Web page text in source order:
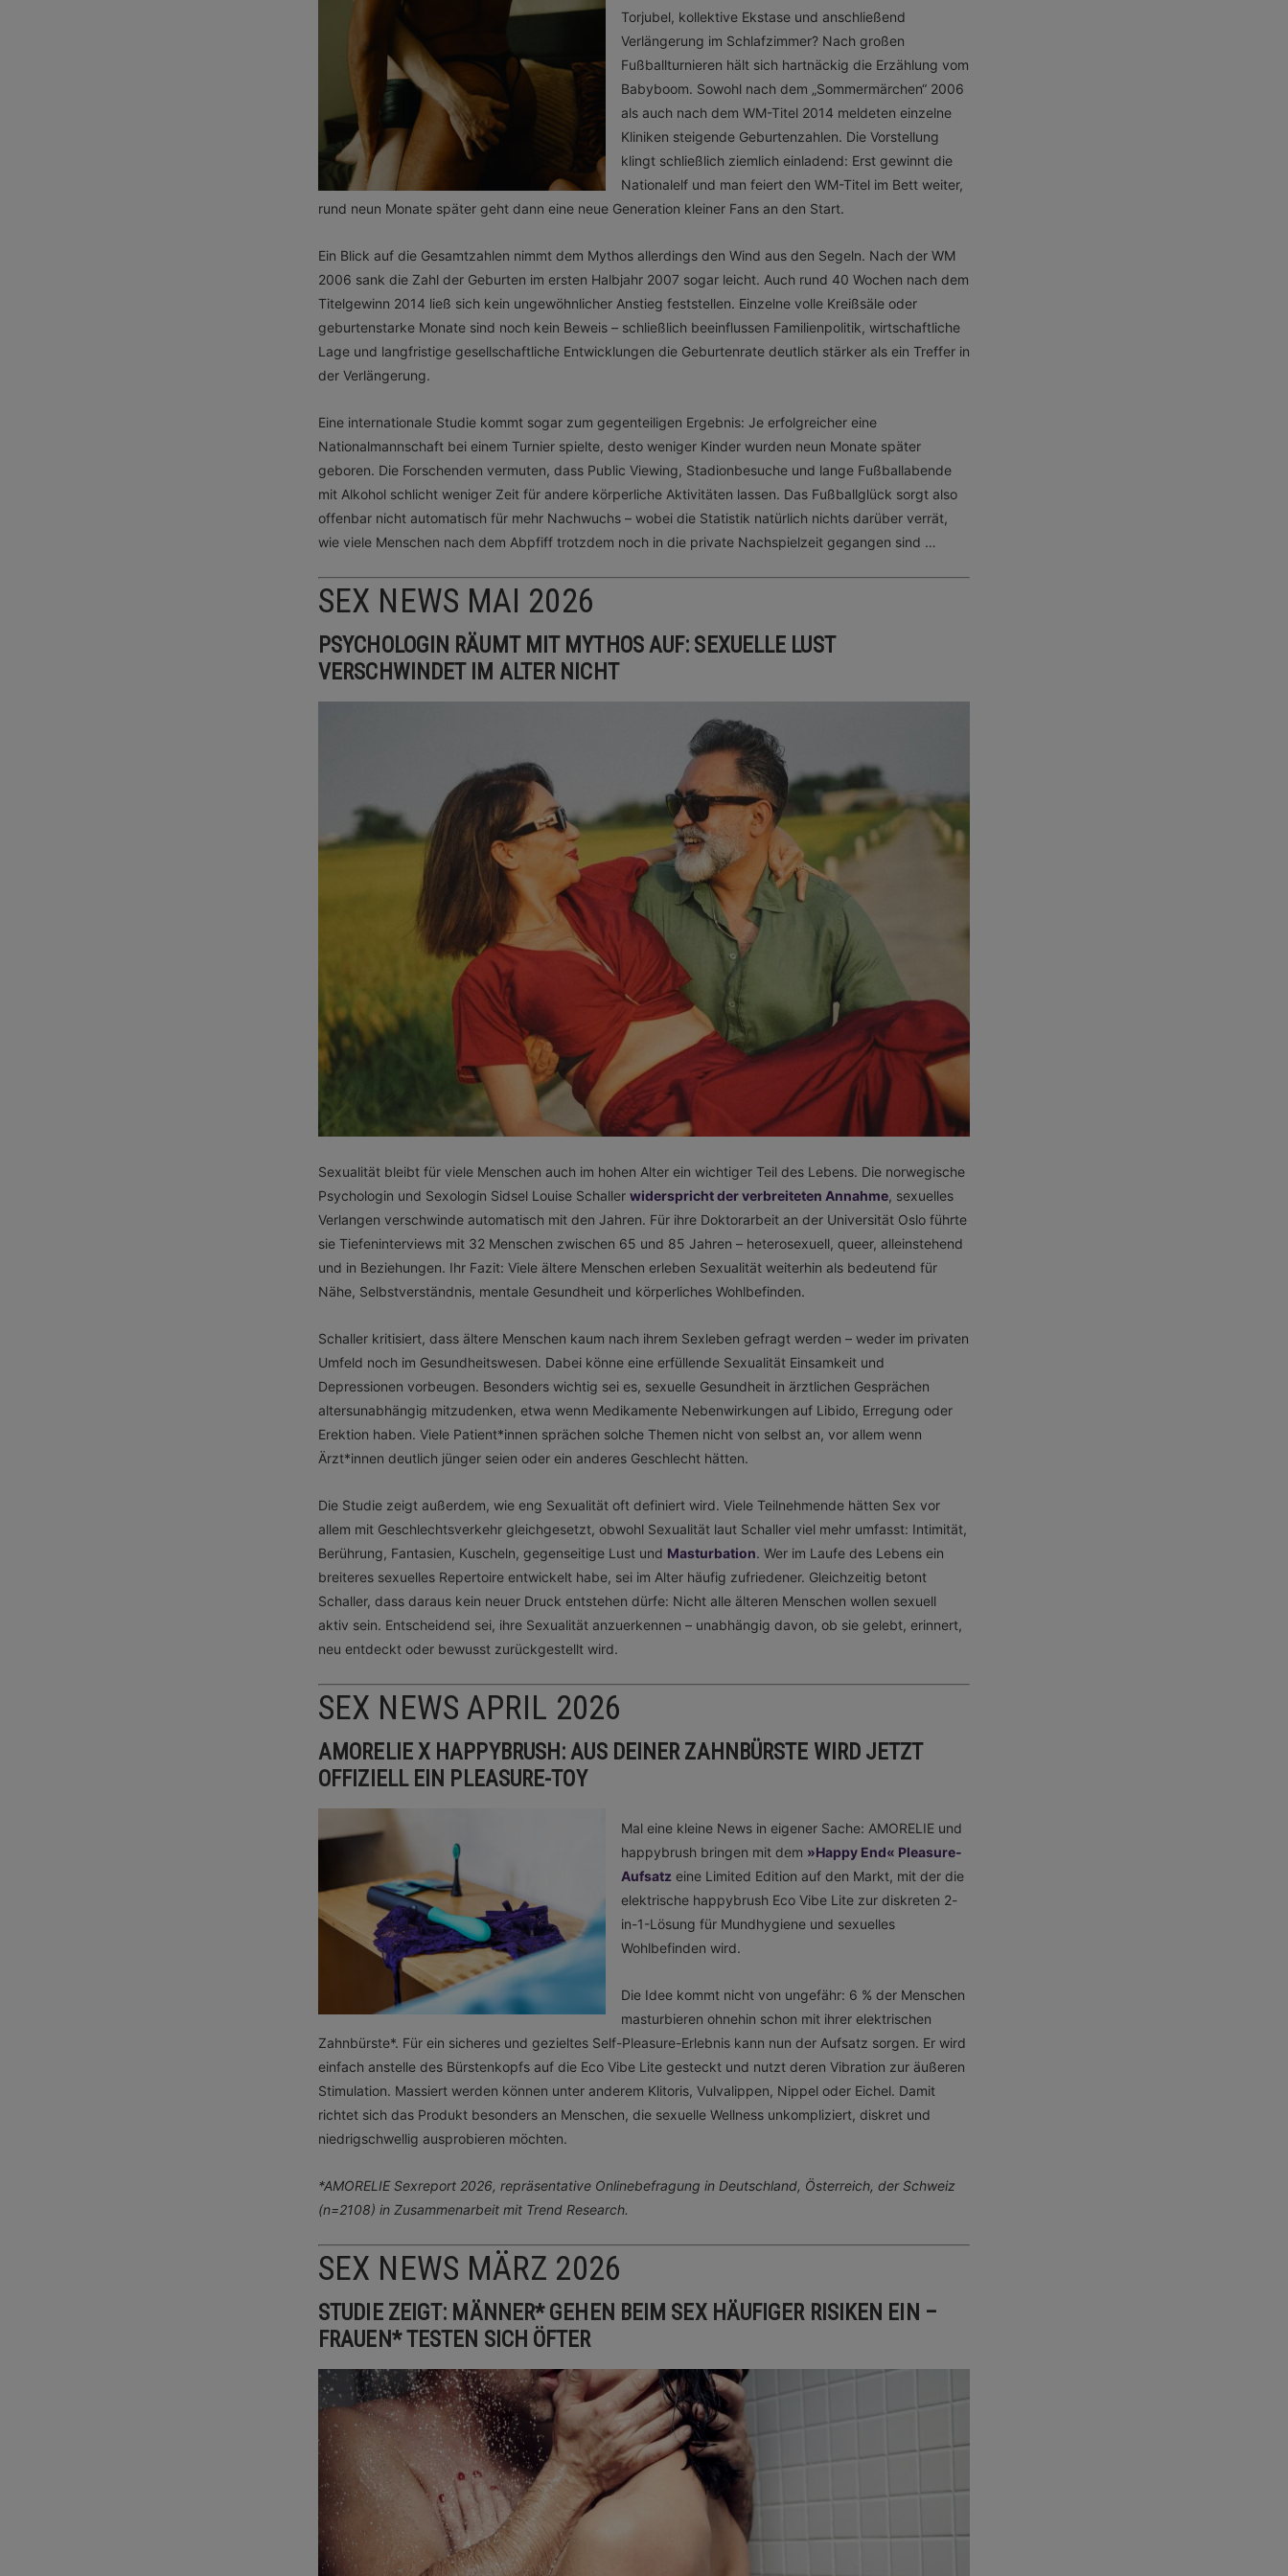
Torjubel, kollektive Ekstase und anschließend
Verlängerung im Schlafzimmer? Nach großen
Fußballturnieren hält sich hartnäckig die Erzählung vom
Babyboom. Sowohl nach dem „Sommermärchen“ 2006
als auch nach dem WM-Titel 2014 meldeten einzelne
Kliniken steigende Geburtenzahlen. Die Vorstellung
klingt schließlich ziemlich einladend: Erst gewinnt die
Nationalelf und man feiert den WM-Titel im Bett weiter,
rund neun Monate später geht dann eine neue Generation kleiner Fans an den Start.
Ein Blick auf die Gesamtzahlen nimmt dem Mythos allerdings den Wind aus den Segeln. Nach der WM
2006 sank die Zahl der Geburten im ersten Halbjahr 2007 sogar leicht. Auch rund 40 Wochen nach dem
Titelgewinn 2014 ließ sich kein ungewöhnlicher Anstieg feststellen. Einzelne volle Kreißsäle oder
geburtenstarke Monate sind noch kein Beweis – schließlich beeinflussen Familienpolitik, wirtschaftliche
Lage und langfristige gesellschaftliche Entwicklungen die Geburtenrate deutlich stärker als ein Treffer in
der Verlängerung.
Eine internationale Studie kommt sogar zum gegenteiligen Ergebnis: Je erfolgreicher eine
Nationalmannschaft bei einem Turnier spielte, desto weniger Kinder wurden neun Monate später
geboren. Die Forschenden vermuten, dass Public Viewing, Stadionbesuche und lange Fußballabende
mit Alkohol schlicht weniger Zeit für andere körperliche Aktivitäten lassen. Das Fußballglück sorgt also
offenbar nicht automatisch für mehr Nachwuchs – wobei die Statistik natürlich nichts darüber verrät,
wie viele Menschen nach dem Abpfiff trotzdem noch in die private Nachspielzeit gegangen sind …
SEX NEWS MAI 2026
PSYCHOLOGIN RÄUMT MIT MYTHOS AUF: SEXUELLE LUST
VERSCHWINDET IM ALTER NICHT
Sexualität bleibt für viele Menschen auch im hohen Alter ein wichtiger Teil des Lebens. Die norwegische
Psychologin und Sexologin Sidsel Louise Schaller widerspricht der verbreiteten Annahme, sexuelles
Verlangen verschwinde automatisch mit den Jahren. Für ihre Doktorarbeit an der Universität Oslo führte
sie Tiefeninterviews mit 32 Menschen zwischen 65 und 85 Jahren – heterosexuell, queer, alleinstehend
und in Beziehungen. Ihr Fazit: Viele ältere Menschen erleben Sexualität weiterhin als bedeutend für
Nähe, Selbstverständnis, mentale Gesundheit und körperliches Wohlbefinden.
Schaller kritisiert, dass ältere Menschen kaum nach ihrem Sexleben gefragt werden – weder im privaten
Umfeld noch im Gesundheitswesen. Dabei könne eine erfüllende Sexualität Einsamkeit und
Depressionen vorbeugen. Besonders wichtig sei es, sexuelle Gesundheit in ärztlichen Gesprächen
altersunabhängig mitzudenken, etwa wenn Medikamente Nebenwirkungen auf Libido, Erregung oder
Erektion haben. Viele Patient*innen sprächen solche Themen nicht von selbst an, vor allem wenn
Ärzt*innen deutlich jünger seien oder ein anderes Geschlecht hätten.
Die Studie zeigt außerdem, wie eng Sexualität oft definiert wird. Viele Teilnehmende hätten Sex vor
allem mit Geschlechtsverkehr gleichgesetzt, obwohl Sexualität laut Schaller viel mehr umfasst: Intimität,
Berührung, Fantasien, Kuscheln, gegenseitige Lust und Masturbation. Wer im Laufe des Lebens ein
breiteres sexuelles Repertoire entwickelt habe, sei im Alter häufig zufriedener. Gleichzeitig betont
Schaller, dass daraus kein neuer Druck entstehen dürfe: Nicht alle älteren Menschen wollen sexuell
aktiv sein. Entscheidend sei, ihre Sexualität anzuerkennen – unabhängig davon, ob sie gelebt, erinnert,
neu entdeckt oder bewusst zurückgestellt wird.
SEX NEWS APRIL 2026
AMORELIE X HAPPYBRUSH: AUS DEINER ZAHNBÜRSTE WIRD JETZT
OFFIZIELL EIN PLEASURE-TOY
Mal eine kleine News in eigener Sache: AMORELIE und
happybrush bringen mit dem »Happy End« Pleasure-
Aufsatz eine Limited Edition auf den Markt, mit der die
elektrische happybrush Eco Vibe Lite zur diskreten 2-
in-1-Lösung für Mundhygiene und sexuelles
Wohlbefinden wird.
Die Idee kommt nicht von ungefähr: 6 % der Menschen
masturbieren ohnehin schon mit ihrer elektrischen
Zahnbürste*. Für ein sicheres und gezieltes Self-Pleasure-Erlebnis kann nun der Aufsatz sorgen. Er wird
einfach anstelle des Bürstenkopfs auf die Eco Vibe Lite gesteckt und nutzt deren Vibration zur äußeren
Stimulation. Massiert werden können unter anderem Klitoris, Vulvalippen, Nippel oder Eichel. Damit
richtet sich das Produkt besonders an Menschen, die sexuelle Wellness unkompliziert, diskret und
niedrigschwellig ausprobieren möchten.
*AMORELIE Sexreport 2026, repräsentative Onlinebefragung in Deutschland, Österreich, der Schweiz
(n=2108) in Zusammenarbeit mit Trend Research.
SEX NEWS MÄRZ 2026
STUDIE ZEIGT: MÄNNER* GEHEN BEIM SEX HÄUFIGER RISIKEN EIN –
FRAUEN* TESTEN SICH ÖFTER